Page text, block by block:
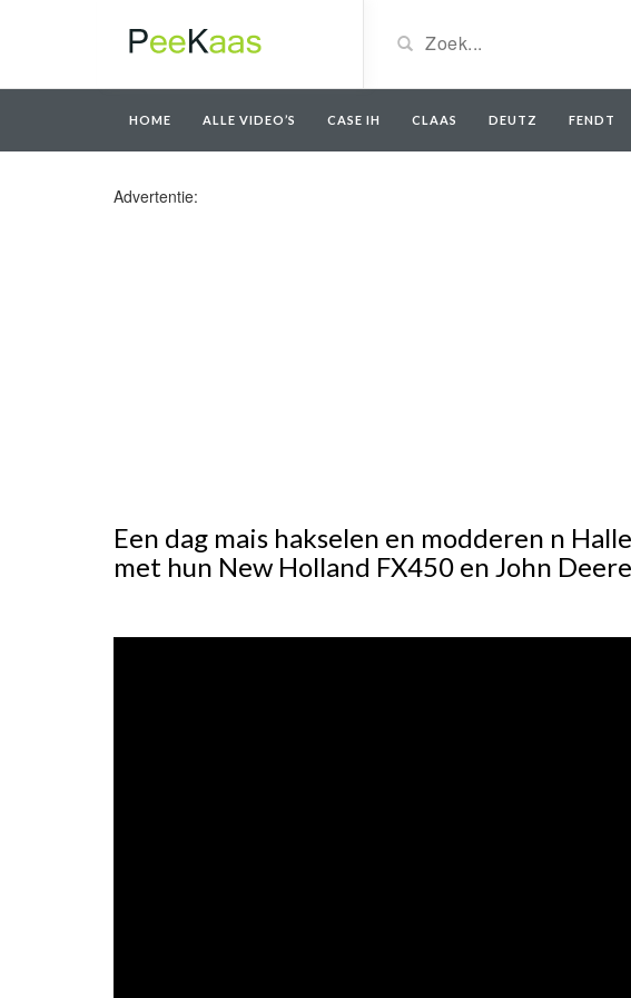
HOME ALLE VIDEO’S CASE IH CLAAS DEUTZ FENDT
Advertentie:
Een dag mais hakselen en modderen n
met hun New Holland FX450 en John